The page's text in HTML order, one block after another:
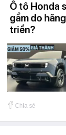
Ô tô Honda
gầm do
triển?
Chia sẻ